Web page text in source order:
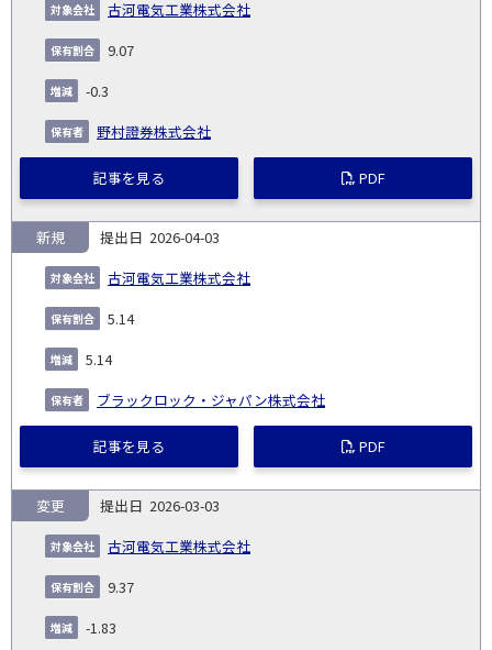
古河電気工業株式会社
9.07
-0.3
野村證券株式会社
記事を見る PDF
2026-04-03
古河電気工業株式会社
新規
5.14
5.14
ブラックロック・ジャパン株式会社
記事を見る PDF
2026-03-03
古河電気工業株式会社
変更
9.37
-1.83